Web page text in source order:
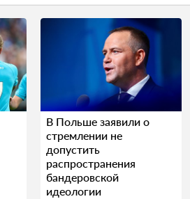
В Польше заявили о
стремлении не
допустить
распространения
бандеровской
идеологии